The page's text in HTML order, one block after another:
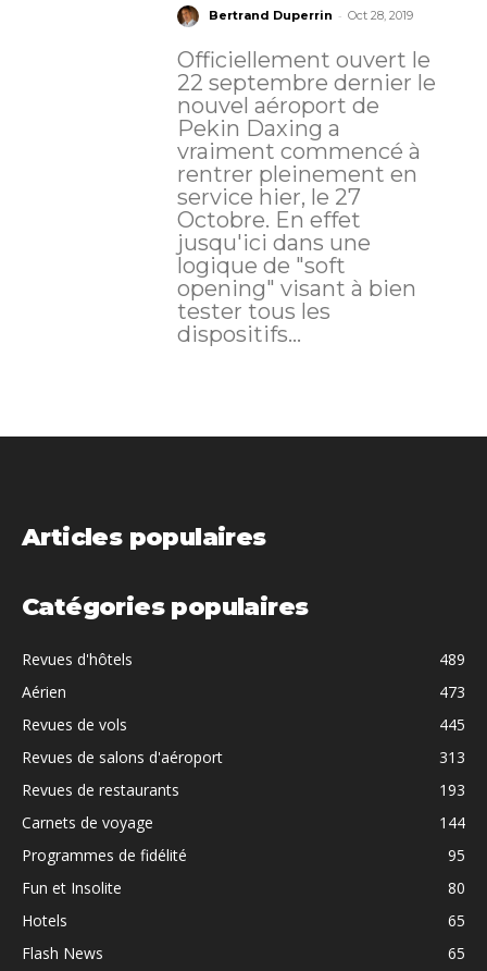
Bertrand Duperrin - Oct 28, 2019
Officiellement ouvert le
22 septembre dernier le
nouvel aéroport de
Pekin Daxing a
vraiment commencé à
rentrer pleinement en
service hier, le 27
Octobre. En effet
jusqu'ici dans une
logique de "soft
opening" visant à bien
tester tous les
dispositifs...
Articles populaires
Catégories populaires
Revues d'hôtels
489
Aérien
473
Revues de vols
445
Revues de salons d'aéroport
313
Revues de restaurants
193
Carnets de voyage
144
Programmes de fidélité
95
Fun et Insolite
80
Hotels
65
Flash News
65